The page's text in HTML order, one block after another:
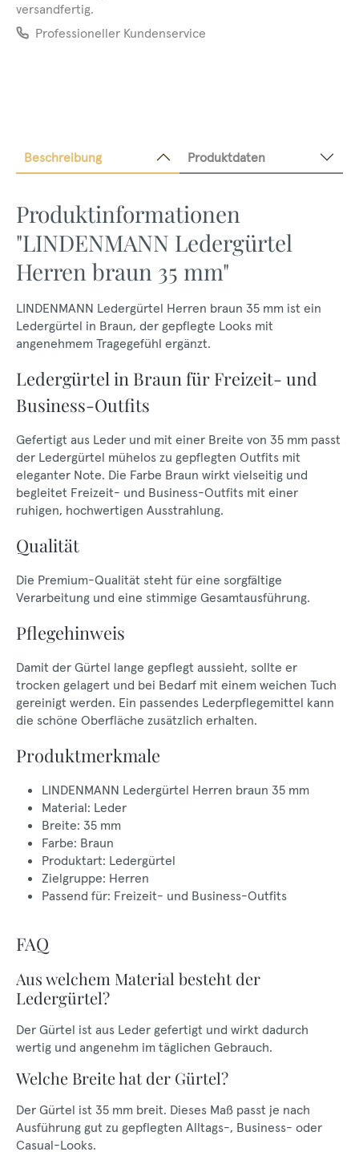
versandfertig.
Professioneller Kundenservice
Beschreibung Produktdaten
Produktinformationen
"LINDENMANN Ledergürtel
Herren braun 35 mm"
LINDENMANN Ledergürtel Herren braun 35 mm ist ein
Ledergürtel in Braun, der gepflegte Looks mit
angenehmem Tragegefühl ergänzt.
Ledergürtel in Braun für Freizeit- und
Business-Outfits
Gefertigt aus Leder und mit einer Breite von 35 mm passt
der Ledergürtel mühelos zu gepflegten Outfits mit
eleganter Note. Die Farbe Braun wirkt vielseitig und
begleitet Freizeit- und Business-Outfits mit einer
ruhigen, hochwertigen Ausstrahlung.
Qualität
Die Premium-Qualität steht für eine sorgfältige
Verarbeitung und eine stimmige Gesamtausführung.
Pflegehinweis
Damit der Gürtel lange gepflegt aussieht, sollte er
trocken gelagert und bei Bedarf mit einem weichen Tuch
gereinigt werden. Ein passendes Lederpflegemittel kann
die schöne Oberfläche zusätzlich erhalten.
Produktmerkmale
LINDENMANN Ledergürtel Herren braun 35 mm
Material: Leder
Breite: 35 mm
Farbe: Braun
Produktart: Ledergürtel
Zielgruppe: Herren
Passend für: Freizeit- und Business-Outfits
FAQ
Aus welchem Material besteht der
Ledergürtel?
Der Gürtel ist aus Leder gefertigt und wirkt dadurch
wertig und angenehm im täglichen Gebrauch.
Welche Breite hat der Gürtel?
Der Gürtel ist 35 mm breit. Dieses Maß passt je nach
Ausführung gut zu gepflegten Alltags-, Business- oder
Casual-Looks.